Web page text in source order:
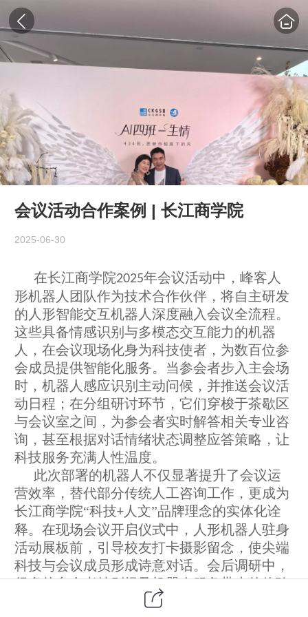
会议活动合作案例 | 长江商学院
2025-06-30
在长江商学院2025年会议活动中， 峰客人
形机器人团队作为技术合作伙伴，将自主研发
的人形智能交互机器人深度融入会议全流程。
这些具备情感识别与多模态交互能力的机器
人，在会议现场化身为科技使者，为数百位参
会成员提供智能化服务。当参会者步入主会场
时，机器人 感应识别 主动问候，并推送会议活
动 日程；在分组研讨环节，它们穿梭于茶歇区
与会议室之间，为参会者实时解答相关专业咨
询，甚至根据对话情绪状态调整应答策略，让
科技服务充满人性温度。
此次部署的机器人不仅显著提升了会议运
营效率 ， 替代部分传统人工咨询工作，更成为
长江商学院“科技+ 人文”品牌理念的实体化诠
释。在现场会议开启仪式中， 人形机器人驻身
活动展板前 ，引导校友打卡摄影留念 ，使尖端
科技与会议成员形成诗意对话。会后调研中，
很多的参会者特别提及机器人服务带来的体验
在他们看来人形机器人